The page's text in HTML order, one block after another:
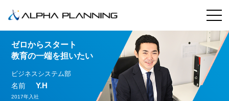
ゼロからスタート
教育の一端を担いたい
ビジネスシステム部
名前 Y.H
2017年入社